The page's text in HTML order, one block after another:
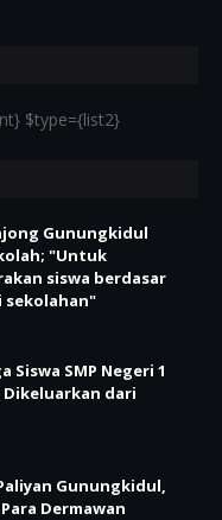
$type={list2}
Gunungkidul
"Untuk
siswa berdasar
Siswa SMP Negeri 1
dari
Gunungkidul,
Dermawan